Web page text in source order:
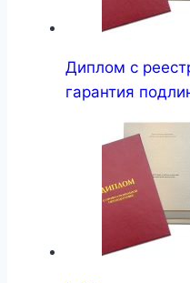
Диплом с
гарантия